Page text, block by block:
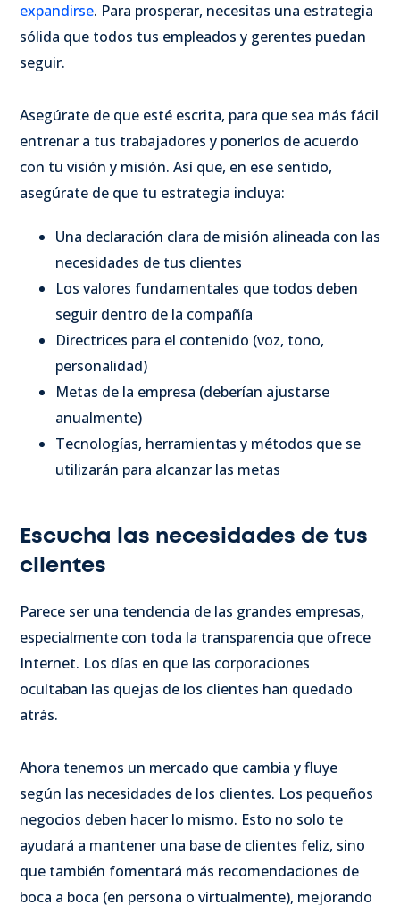
expandirse. Para prosperar, necesitas una estrategia
sólida que todos tus empleados y gerentes puedan
seguir.
Asegúrate de que esté escrita, para que sea más fácil
entrenar a tus trabajadores y ponerlos de acuerdo
con tu visión y misión. Así que, en ese sentido,
asegúrate de que tu estrategia incluya:
Una declaración clara de misión alineada con las
necesidades de tus clientes
Los valores fundamentales que todos deben
seguir dentro de la compañía
Directrices para el contenido (voz, tono,
personalidad)
Metas de la empresa (deberían ajustarse
anualmente)
Tecnologías, herramientas y métodos que se
utilizarán para alcanzar las metas
Escucha las necesidades de tus
clientes
Parece ser una tendencia de las grandes empresas,
especialmente con toda la transparencia que ofrece
Internet. Los días en que las corporaciones
ocultaban las quejas de los clientes han quedado
atrás.
Ahora tenemos un mercado que cambia y fluye
según las necesidades de los clientes. Los pequeños
negocios deben hacer lo mismo. Esto no solo te
ayudará a mantener una base de clientes feliz, sino
que también fomentará más recomendaciones de
boca a boca (en persona o virtualmente), mejorando